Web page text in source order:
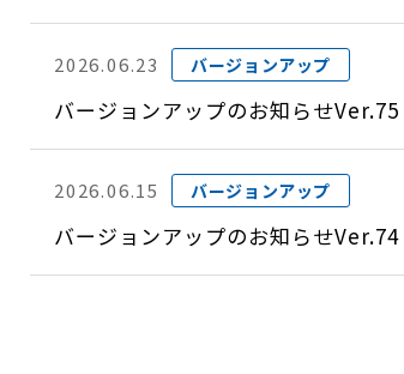
2026.06.23 バージョンアップ
バージョンアップのお知らせVer.75
2026.06.15 バージョンアップ
バージョンアップのお知らせVer.74